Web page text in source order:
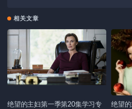
相关文章
绝望的主妇第一季第20集学习专
绝望